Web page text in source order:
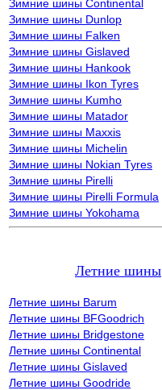
Зимние шины Continental
Зимние шины Dunlop
Зимние шины Falken
Зимние шины Gislaved
Зимние шины Hankook
Зимние шины Ikon Tyres
Зимние шины Kumho
Зимние шины Matador
Зимние шины Maxxis
Зимние шины Michelin
Зимние шины Nokian Tyres
Зимние шины Pirelli
Зимние шины Pirelli Formula
Зимние шины Yokohama
Летние шины
Летние шины Barum
Летние шины BFGoodrich
Летние шины Bridgestone
Летние шины Continental
Летние шины Gislaved
Летние шины Goodride